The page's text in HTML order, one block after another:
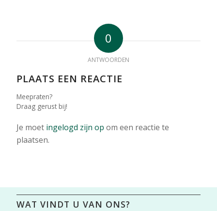
0
ANTWOORDEN
PLAATS EEN REACTIE
Meepraten?
Draag gerust bij!
Je moet ingelogd zijn op om een reactie te
plaatsen.
WAT VINDT U VAN ONS?